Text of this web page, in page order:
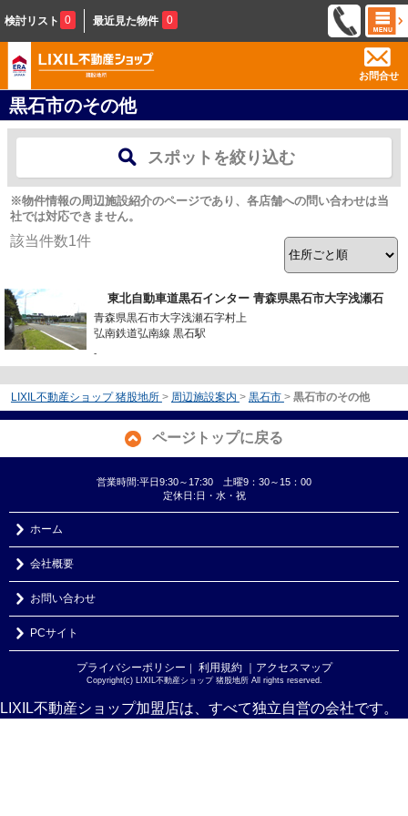
検討リスト 0 最近見た物件 0
お問合せ
黒石市のその他
スポットを絞り込む
※物件情報の周辺施設紹介のページであり、各店舗への問い合わせは当
社では対応できません。
該当件数1件
東北自動車道黒石インター 青森県黒石市大字浅瀬石
青森県黒石市大字浅瀬石字村上
弘南鉄道弘南線 黒石駅
-
LIXIL不動産ショップ 猪股地所 > 周辺施設案内 > 黒石市 > 黒石市のその他
ページトップに戻る
営業時間:平日9:30～17:30 土曜9：30～15：00
定休日:日・水・祝
ホーム
会社概要
お問い合わせ
PCサイト
プライバシーポリシー ｜ 利用規約 ｜アクセスマップ
Copyright(c) LIXIL不動産ショップ 猪股地所 All rights reserved.
LIXIL不動産ショップ加盟店は、すべて独立自営の会社です。